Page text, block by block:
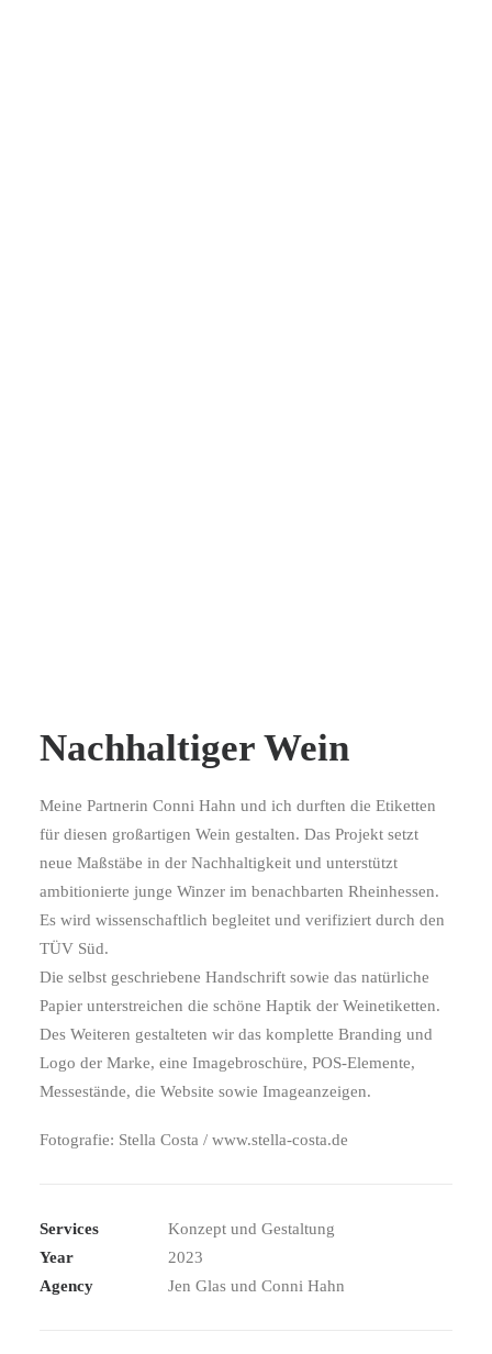
Nachhaltiger Wein
Meine Partnerin Conni Hahn und ich durften die Etiketten
für diesen großartigen Wein gestalten. Das Projekt setzt
neue Maßstäbe in der Nachhaltigkeit und unterstützt
ambitionierte junge Winzer im benachbarten Rheinhessen.
Es wird wissenschaftlich begleitet und verifiziert durch den
TÜV Süd.
Die selbst geschriebene Handschrift sowie das natürliche
Papier unterstreichen die schöne Haptik der Weinetiketten.
Des Weiteren gestalteten wir das komplette Branding und
Logo der Marke, eine Imagebroschüre, POS-Elemente,
Messestände, die Website sowie Imageanzeigen.
Fotografie: Stella Costa / www.stella-costa.de
Services
Konzept und Gestaltung
Year
2023
Agency
Jen Glas und Conni Hahn